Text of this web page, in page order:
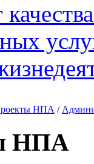
НПА /
НПА